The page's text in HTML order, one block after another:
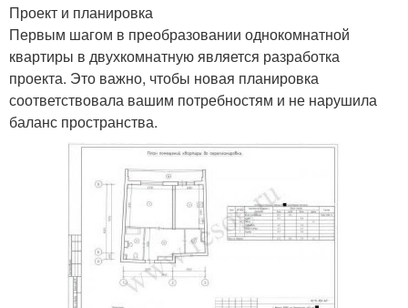
Проект и планировка
Первым шагом в преобразовании однокомнатной
квартиры в двухкомнатную является разработка
проекта. Это важно, чтобы новая планировка
соответствовала вашим потребностям и не нарушила
баланс пространства.